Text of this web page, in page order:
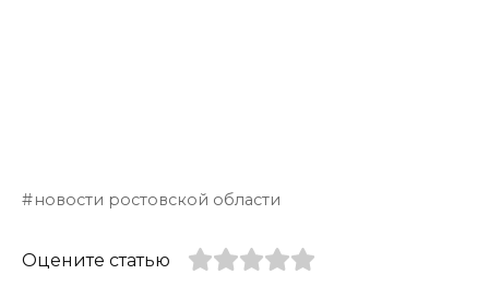
новости ростовской области
Оцените статью